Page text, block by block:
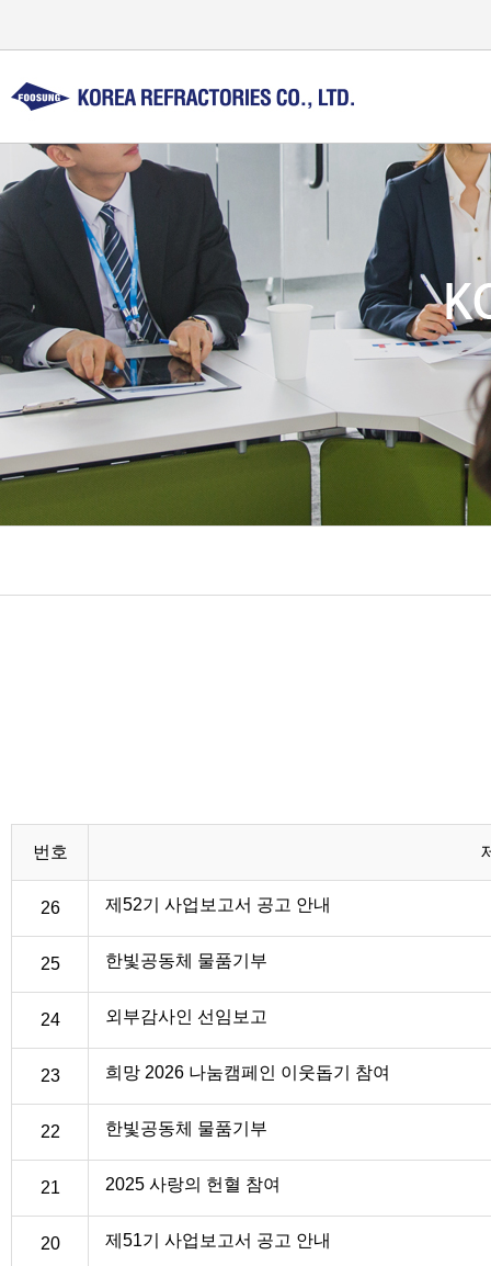
번호
26 제52기 사업보고서 공고 안내
25 한빛공동체 물품기부
24 외부감사인 선임보고
23 희망 2026 나눔캠페인 이웃돕기 참여
22 한빛공동체 물품기부
21 2025 사랑의 헌혈 참여
20 제51기 사업보고서 공고 안내